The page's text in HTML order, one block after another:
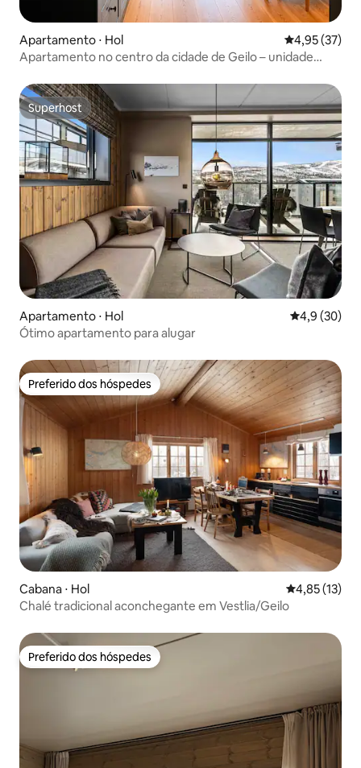
Apartamento ⋅ Hol 4,95 de uma
4,95 (37)
Apartamento no centro da cidade de Geilo – unidade
Superhost
Superhost
Apartamento ⋅ Hol 4,9 de uma
4,9 (30)
Ótimo apartamento para alugar
Preferido dos hóspedes
Preferido dos hóspedes
Cabana ⋅ Hol 4,85 de uma
4,85 (13)
Chalé tradicional aconchegante em Vestlia/Geilo
Preferido dos hóspedes
Preferido dos hóspedes